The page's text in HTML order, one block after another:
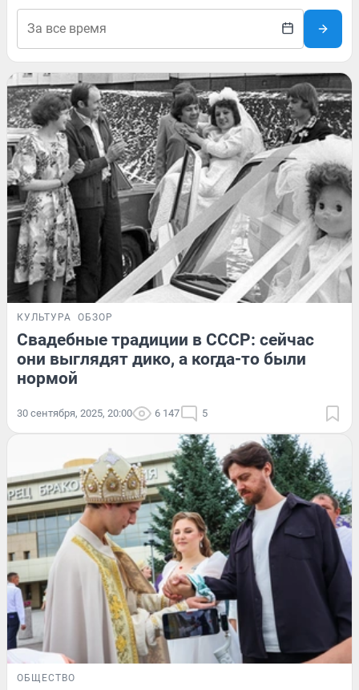
КУЛЬТУРА ОБЗОР
Свадебные традиции в СССР: сейчас
они выглядят дико, а когда-то были
нормой
30 сентября, 2025, 20:00 6 147 5
ОБЩЕСТВО